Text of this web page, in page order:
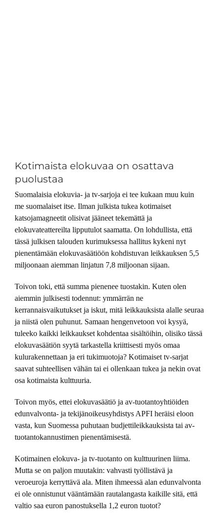
Kotimaista elokuvaa on osattava
puolustaa
Suomalaisia elokuvia- ja tv-sarjoja ei tee kukaan muu kuin
me suomalaiset itse. Ilman julkista tukea kotimaiset
katsojamagneetit olisivat jääneet tekemättä ja
elokuvateattereilta lipputulot saamatta. On lohdullista, että
tässä julkisen talouden kurimuksessa hallitus kykeni nyt
pienentämään elokuvasäätiöön kohdistuvan leikkauksen 5,5
miljoonaan aiemman linjatun 7,8 miljoonan sijaan.
Toivon toki, että summa pienenee tuostakin. Kuten olen
aiemmin julkisesti todennut: ymmärrän ne
kerrannaisvaikutukset ja iskut, mitä leikkauksista alalle seuraa
ja niistä olen puhunut. Samaan hengenvetoon voi kysyä,
tuleeko kaikki leikkaukset kohdentaa sisältöihin, olisiko tässä
elokuvasäätiön syytä tarkastella kriittisesti myös omaa
kulurakennettaan ja eri tukimuotoja? Kotimaiset tv-sarjat
saavat suhteellisen vähän tai ei ollenkaan tukea ja nekin ovat
osa kotimaista kulttuuria.
Toivon myös, ettei elokuvasäätiö ja av-tuotantoyhtiöiden
edunvalvonta- ja tekijänoikeusyhdistys APFI heräisi eloon
vasta, kun Suomessa puhutaan budjettileikkauksista tai av-
tuotantokannustimen pienentämisestä.
Kotimainen elokuva- ja tv-tuotanto on kulttuurinen liima.
Mutta se on paljon muutakin: vahvasti työllistävä ja
veroeuroja kerryttävä ala. Miten ihmeessä alan edunvalvonta
ei ole onnistunut vääntämään rautalangasta kaikille sitä, että
valtio saa euron panostuksella 1,2 euron tuotot?